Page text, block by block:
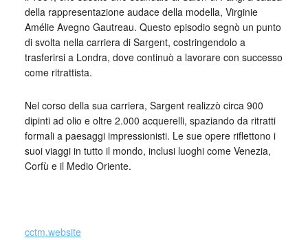
della rappresentazione audace della modella, Virginie
Amélie Avegno Gautreau. Questo episodio segnò un punto
di svolta nella carriera di Sargent, costringendolo a
trasferirsi a Londra, dove continuò a lavorare con successo
come ritrattista.
Nel corso della sua carriera, Sargent realizzò circa 900
dipinti ad olio e oltre 2.000 acquerelli, spaziando da ritratti
formali a paesaggi impressionisti. Le sue opere riflettono i
suoi viaggi in tutto il mondo, inclusi luoghi come Venezia,
Corfù e il Medio Oriente.
cctm.website